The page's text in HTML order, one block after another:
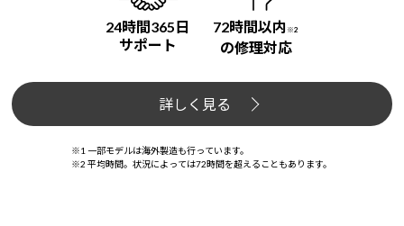
24時間365日
サポート
72時間以内 ※2
の修理対応
詳しく見る
※1 一部モデルは海外製造も行っています。
※2 平均時間。状況によっては72時間を超えることもあります。